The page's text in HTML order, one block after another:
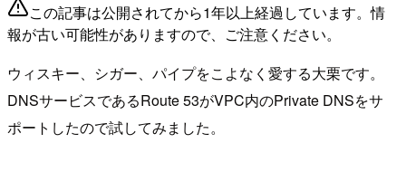
この記事は公開されてから1年以上経過しています。情
報が古い可能性がありますので、ご注意ください。
ウィスキー、シガー、パイプをこよなく愛する大栗です。
DNSサービスであるRoute 53がVPC内のPrivate DNSをサ
ポートしたので試してみました。